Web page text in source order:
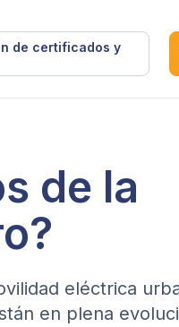
de certificados y
de la
eléctrica
en plena